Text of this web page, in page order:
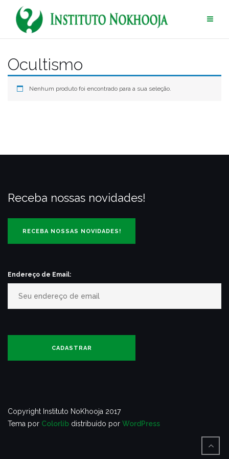
conteúdo
Ocultismo
Nenhum produto foi encontrado para a sua seleção.
Receba nossas novidades!
Endereço de Email:
Copyright Instituto NoKhooja 2017
Tema por Colorlib distribuído por WordPress